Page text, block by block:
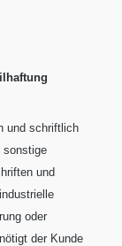
und schriftlich
sonstige
und
oder
der Kunde